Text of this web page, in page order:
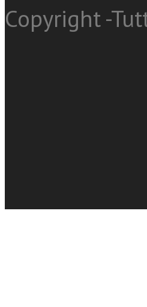
Copyright -